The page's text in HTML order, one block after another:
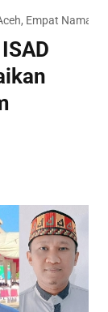
Empat Nama